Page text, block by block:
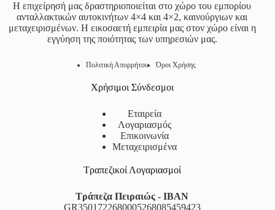
Η επιχείρησή μας δραστηριοποιείται στο χώρο του εμπορίου
ανταλλακτικών αυτοκινήτων 4×4 και 4×2, καινούργιων και
μεταχειρισμένων. Η εικοσαετή εμπειρία μας στον χώρο είναι η
εγγύηση της ποιότητας των υπηρεσιών μας.
Πολιτική Απορρήτου Όροι Χρήσης
Χρήσιμοι Σύνδεσμοι
Εταιρεία
Λογαριασμός
Επικοινωνία
Μεταχειρισμένα
Τραπεζικοί Λογαριασμοί
Τράπεζα Πειραιώς - IBAN
GR3501722680005268085459423